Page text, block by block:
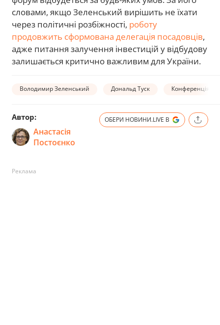
словами, якщо Зеленський вирішить не їхати
через політичні розбіжності, роботу
продовжить сформована делегація посадовців,
адже питання залучення інвестицій у відбудову
залишається критично важливим для України.
Володимир Зеленський Дональд Туск Конференція з
Автор:
Анастасія
Постоєнко
ОБЕРИ НОВИНИ.LIVE В
Реклама